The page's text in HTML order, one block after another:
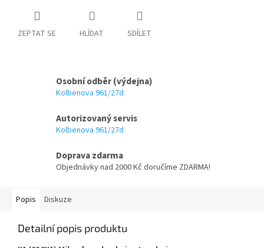
ZEPTAT SE HLÍDAT SDÍLET
Osobní odběr (výdejna)
Kolbenova 961/27d
Autorizovaný servis
Kolbenova 961/27d
Doprava zdarma
Objednávky nad 2000 Kč doručíme ZDARMA!
Popis Diskuze
Detailní popis produktu